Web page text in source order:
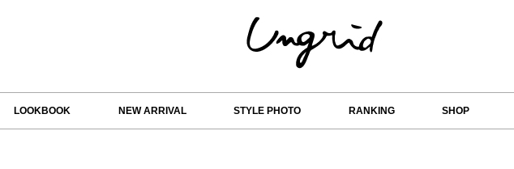
LOOKBOOK NEW ARRIVAL STYLE PHOTO RANKING SHOP